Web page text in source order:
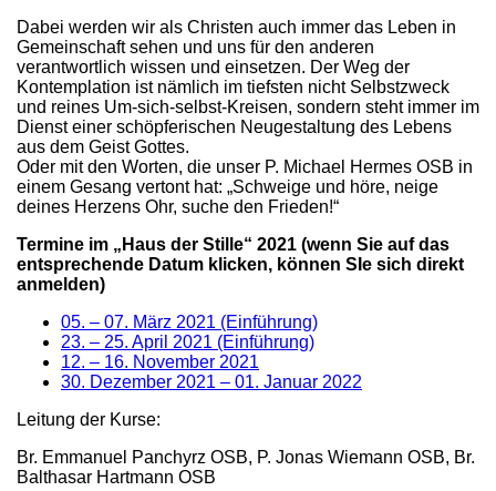
Dabei werden wir als Christen auch immer das Leben in
Gemeinschaft sehen und uns für den anderen
verantwortlich wissen und einsetzen. Der Weg der
Kontemplation ist nämlich im tiefsten nicht Selbstzweck
und reines Um-sich-selbst-Kreisen, sondern steht immer im
Dienst einer schöpferischen Neugestaltung des Lebens
aus dem Geist Gottes.
Oder mit den Worten, die unser P. Michael Hermes OSB in
einem Gesang vertont hat: „Schweige und höre, neige
deines Herzens Ohr, suche den Frieden!“
Termine im „Haus der Stille“ 2021 (wenn Sie auf das
entsprechende Datum klicken, können SIe sich direkt
anmelden)
05. – 07. März 2021 (Einführung)
23. – 25. April 2021 (Einführung)
12. – 16. November 2021
30. Dezember 2021 – 01. Januar 2022
Leitung der Kurse:
Br. Emmanuel Panchyrz OSB, P. Jonas Wiemann OSB, Br.
Balthasar Hartmann OSB